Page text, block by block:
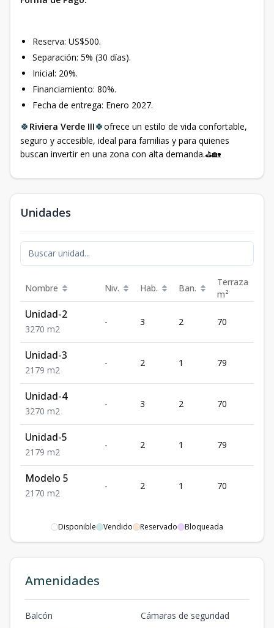
Reserva: US$500.
Separación: 5% (30 días).
Inicial: 20%.
Financiamiento: 80%.
Fecha de entrega: Enero 2027.
🍀Riviera Verde III🍀ofrece un estilo de vida confortable,
seguro y accesible, ideal para familias y para quienes
buscan invertir en una zona con alta demanda.⛳️🏡
Unidades
Nombre Niv. Hab. Ban.
Terraza
m²
Unidad-2
3270 m2
- 3 2 70
Unidad-3
21 79 m2
- 2 1 79
Unidad-4
3270 m2
- 3 2 70
Unidad-5
21 79 m2
- 2 1 79
Modelo 5
21 70 m2
- 2 1 70
Disponible Vendido Reservado Bloqueada
Amenidades
Balcón
Cámaras de seguridad